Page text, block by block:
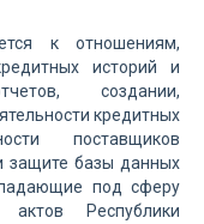
к отношениям,
историй и
создании,
кредитных
поставщиков
защите базы данных
под сферу
актов Республики